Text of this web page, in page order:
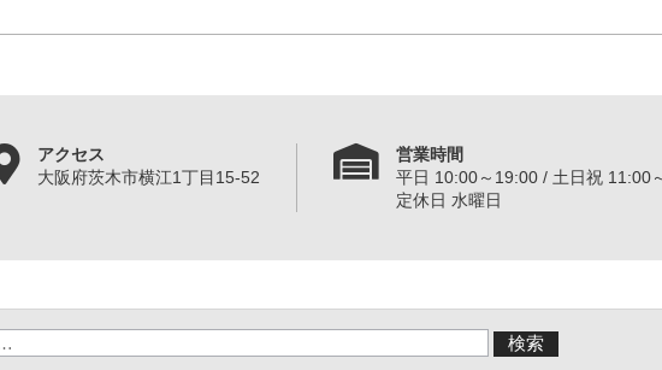
アクセス
大阪府茨木市横江1丁目15-52
営業時間
平日 10:00～19:00 / 土日祝 11:00
定休日 水曜日